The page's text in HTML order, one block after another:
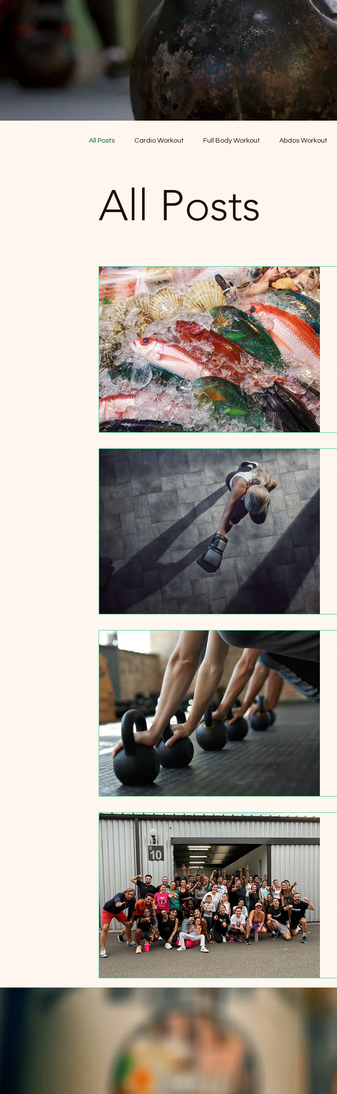
All Posts Cardio Workout Full Body Workout Abdos Workout
All Posts